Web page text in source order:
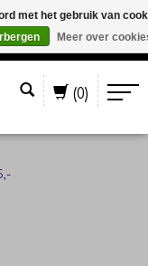
(0)
met het gebruik van
Meer over